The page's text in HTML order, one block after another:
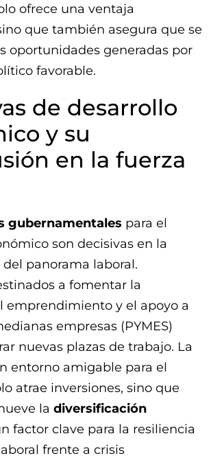
ofrece una ventaja
que también asegura que se
oportunidades generadas por
favorable.
de desarrollo
y su
en la fuerza
gubernamentales para el
son decisivas en la
panorama laboral.
a fomentar la
emprendimiento y el apoyo a
empresas (PYMES)
nuevas plazas de trabajo. La
entorno amigable para el
atrae inversiones, sino que
la diversificación
factor clave para la resiliencia
frente a crisis